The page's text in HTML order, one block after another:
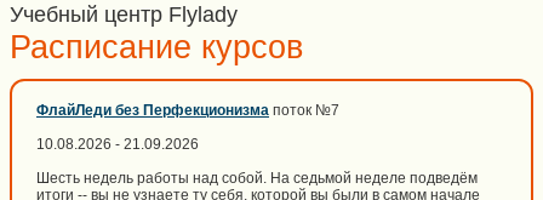
Учебный центр Flylady
Расписание курсов
ФлайЛеди без Перфекционизма поток №7
10.08.2026 - 21.09.2026
Шесть недель работы над собой. На седьмой неделе подведём
итоги -- вы не узнаете ту себя, которой вы были в самом начале